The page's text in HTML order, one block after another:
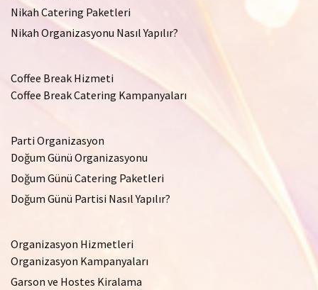
Nikah Catering Paketleri
Nikah Organizasyonu Nasıl Yapılır?
Coffee Break Hizmeti
Coffee Break Catering Kampanyaları
Parti Organizasyon
Doğum Günü Organizasyonu
Doğum Günü Catering Paketleri
Doğum Günü Partisi Nasıl Yapılır?
Organizasyon Hizmetleri
Organizasyon Kampanyaları
Garson ve Hostes Kiralama